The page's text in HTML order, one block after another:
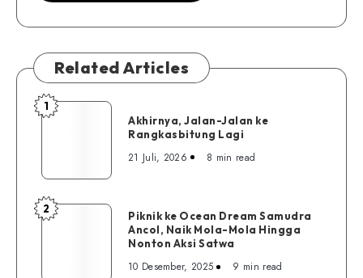
Related Articles
Akhirnya,
Rangkasbitung
Lagi
1
Akhirnya, Jalan-Jalan ke
Rangkasbitung Lagi
21 Juli, 2026 8 min read
Piknik
2
Piknik ke Ocean Dream Samudra
Ancol, Naik Mola-Mola Hingga
Nonton Aksi Satwa
10 Desember, 2025 9 min read